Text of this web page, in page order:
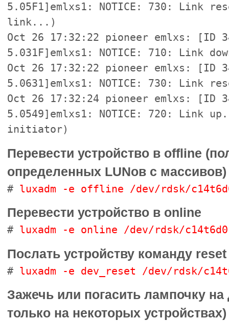
5.05F1]emlxs1: NOTICE: 730: Link
link...)
Oct 26 17:32:22 pioneer emlxs: [ID
5.031F]emlxs1: NOTICE: 710: Link
Oct 26 17:32:22 pioneer emlxs: [ID
5.0631]emlxs1: NOTICE: 730: Link
Oct 26 17:32:24 pioneer emlxs: [ID
5.0549]emlxs1: NOTICE: 720: Link
initiator)
Перевести устройство в offline
определенных LUNов с массивов)
# luxadm -e offline /dev/rdsk/
Перевести устройство в online
# luxadm -e online /dev/rdsk/
Послать устройству команду reset
# luxadm -e dev_reset /dev/rdsk/
Зажечь или погасить лампочку на
только на некоторых устройствах)